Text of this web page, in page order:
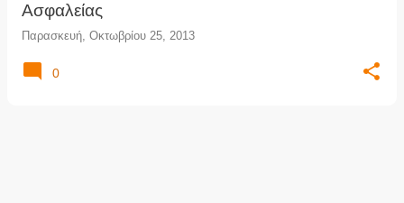
Ασφαλείας
Παρασκευή, Οκτωβρίου 25, 2013
0